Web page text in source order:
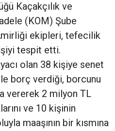
Kaçakçılık ve
(KOM) Şube
ekipleri, tefecilik
tespit etti.
olan 38 kişiye senet
borç verdiği, borcunu
vererek 2 milyon TL
ve 10 kişinin
maaşının bir kısmına